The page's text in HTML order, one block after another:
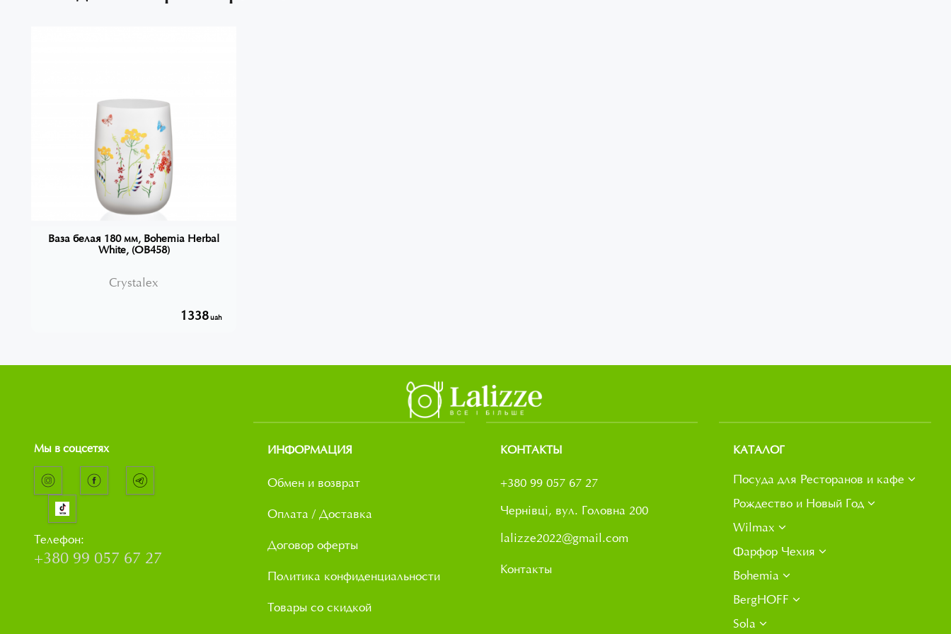
Ваза белая 180 мм, Bohemia Herbal
White, (OB458)
Crystalex
1338uah
Мы в соцсетях
Телефон:
+380 99 057 67 27
ИНФОРМАЦИЯ
Обмен и возврат
Оплата / Доставка
Договор оферты
Политика конфиденциальности
Товары со скидкой
КОНТАКТЫ
+380 99 057 67 27
Чернівці, вул. Головна 200
lalizze2022@gmail.com
Контакты
КАТАЛОГ
Посуда для Ресторанов и кафе
Рождество и Новый Год
Wilmax
Фарфор Чехия
Bohemia
BergHOFF
Sola